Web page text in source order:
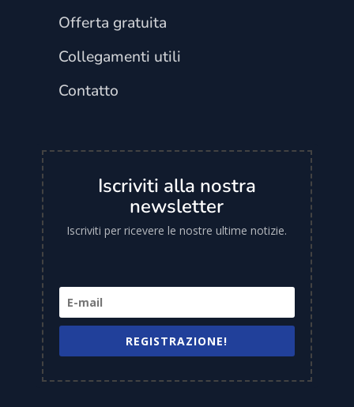
Offerta gratuita
Collegamenti utili
Contatto
Iscriviti alla nostra
newsletter
Iscriviti per ricevere le nostre ultime notizie.
REGISTRAZIONE!